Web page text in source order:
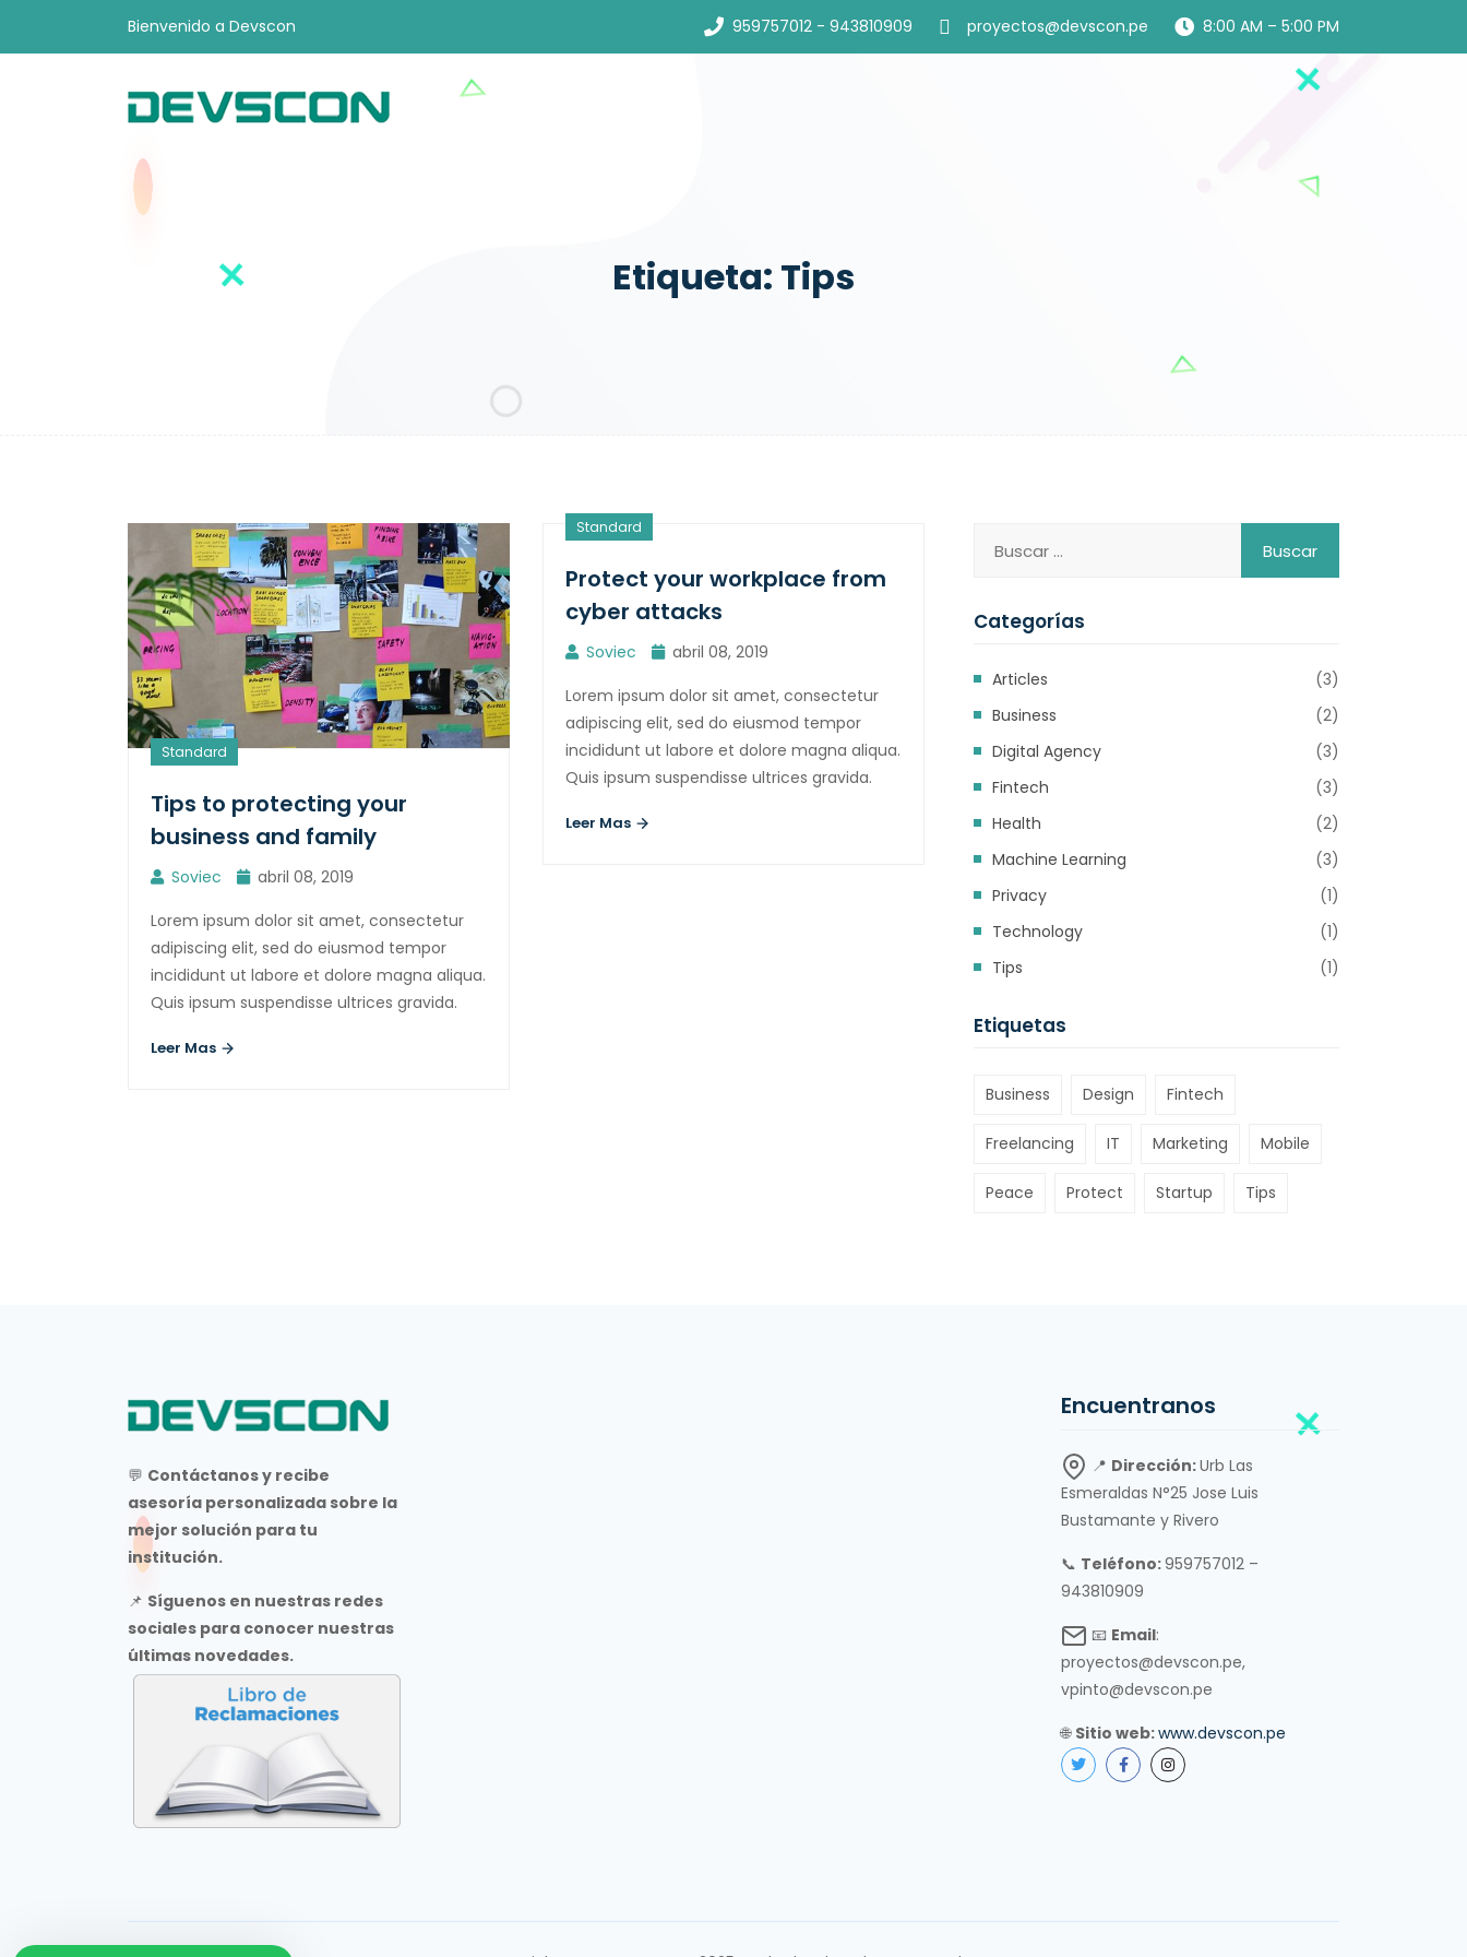
Bienvenido a Devscon 959757012 - 943810909 proyectos@devscon.pe 8:00 AM – 5:00 PM
Etiqueta: Tips
Standard
Tips to protecting your
business and family
Soviec
abril 08, 2019
Lorem ipsum dolor sit amet, consectetur
adipiscing elit, sed do eiusmod tempor
incididunt ut labore et dolore magna aliqua.
Quis ipsum suspendisse ultrices gravida.
Leer Mas
Standard
Protect your workplace from
cyber attacks
Soviec
abril 08, 2019
Lorem ipsum dolor sit amet, consectetur
adipiscing elit, sed do eiusmod tempor
incididunt ut labore et dolore magna aliqua.
Quis ipsum suspendisse ultrices gravida.
Leer Mas
Categorías
Articles
(3)
Business
(2)
Digital Agency
(3)
Fintech
(3)
Health
(2)
Machine Learning
(3)
Privacy
(1)
Technology
(1)
Tips
(1)
Etiquetas
Business Design Fintech
Freelancing IT Marketing Mobile
Peace Protect Startup Tips
💬 Contáctanos y recibe
asesoría personalizada sobre la
mejor solución para tu
institución.
📌 Síguenos en nuestras redes
sociales para conocer nuestras
últimas novedades.
Encuentranos
📍 Dirección:Urb Las
Esmeraldas N°25 Jose Luis
Bustamante y Rivero
📞 Teléfono:959757012 –
943810909
📧 Email:
proyectos@devscon.pe,
vpinto@devscon.pe
🌐 Sitio web:www.devscon.pe